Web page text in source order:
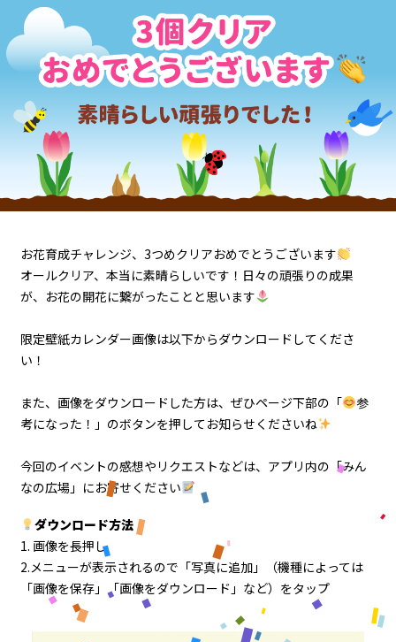
お花育成チャレンジ、3つめクリアおめでとうございます
オールクリア、本当に素晴らしいです！日々の頑張りの成果
が、お花の開花に繋がったことと思います
限定壁紙カレンダー画像は以下からダウンロードしてくださ
い！
また、画像をダウンロードした方は、ぜひページ下部の「
参
考になった！」のボタンを押してお知らせくださいね
今回のイベントの感想やリクエストなどは、アプリ内の「みん
なの広場」にお寄せください
ダウンロード方法
1. 画像を長押し
2.メニューが表示されるので「写真に追加」（機種によっては
「画像を保存」「画像をダウンロード」など）をタップ